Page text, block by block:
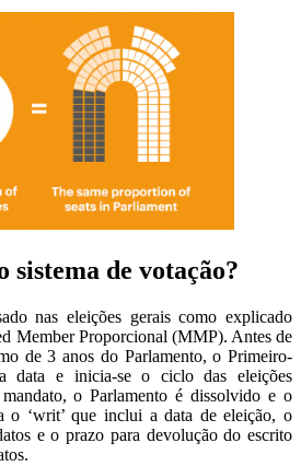
sistema de votação?
nas eleições gerais como explicado
Member Proporcional (MMP). Antes de
de 3 anos do Parlamento, o Primeiro-
data e inicia-se o ciclo das eleições
o Parlamento é dissolvido e o
o ‘writ’ que inclui a data de eleição, o
e o prazo para devolução do escrito